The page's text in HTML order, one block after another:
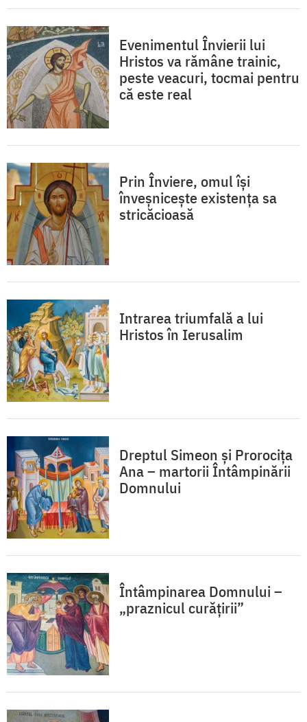
Evenimentul Învierii lui
Hristos va rămâne trainic,
peste veacuri, tocmai pentru
că este real
Prin Înviere, omul își
înveșnicește existența sa
stricăcioasă
Intrarea triumfală a lui
Hristos în Ierusalim
Dreptul Simeon și Prorocița
Ana – martorii Întâmpinării
Domnului
Întâmpinarea Domnului –
„praznicul curățirii”